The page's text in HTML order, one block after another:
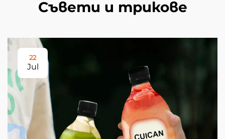
Съвети и трикове
22
Jul